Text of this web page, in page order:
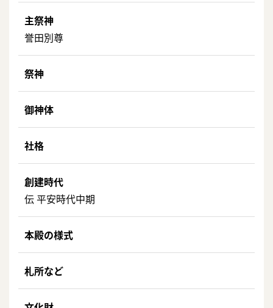
主祭神
誉田別尊
祭神
御神体
社格
創建時代
伝 平安時代中期
本殿の様式
札所など